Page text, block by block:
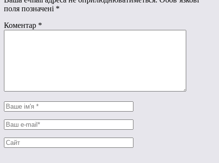
поля позначені *
Коментар *